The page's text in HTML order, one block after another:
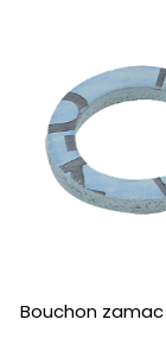
Bouchon zamac